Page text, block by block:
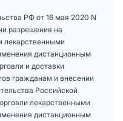
РФ от 16 мая 2020 N
разрешения на
лекарственными
дистанционным
и доставки
гражданам и внесении
Российской
лекарственными
дистанционным